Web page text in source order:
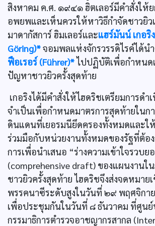
สิงหาคม ค.ศ. ๑๙๔๑ ฮิตเลอร์มีคำสั่งให้ย
อพยพและเห็นควรให้หาวิธีกำจัดชาวยิ
มาดากัสการ์ ฮิมเลอร์และแฮร์มันน์ เกอริ
Göring)*จอมพลแห่งจักรวรรดิไรค์ได้น
ฟือเรอร์ (Führer)*ไปปฏิบัติเพื่อกำหนด
ปัญหาชาวยิวครั้งสุดท้าย
เกอริงได้มีคำสั่งให้ไฮดริชเตรียมการดำ
จำเป็นเพื่อกำหนดมาตรการสุดท้ายใน
ดินแดนที่เยอรมนียึดครองทั้งหมดและใ
ร่วมมือกับหน่วยงานทั้งหมดของรัฐที่ต้อ
การเพื่อนำเสนอ “ร่างความเข้าใจรวบย
(comprehensive draft) ของแผนงานใ
ชาวยิวครั้งสุดท้าย ไฮดริชจึงส่งจดหมาย
พรรคนาซีระดับสูงในวันที่ ๒๙ พฤศจิก
เพื่อประชุมกันในวันที่ ๘ ธันวาคม ที่ศูน
กรรมาธิการตำรวจอาชญากรสากล